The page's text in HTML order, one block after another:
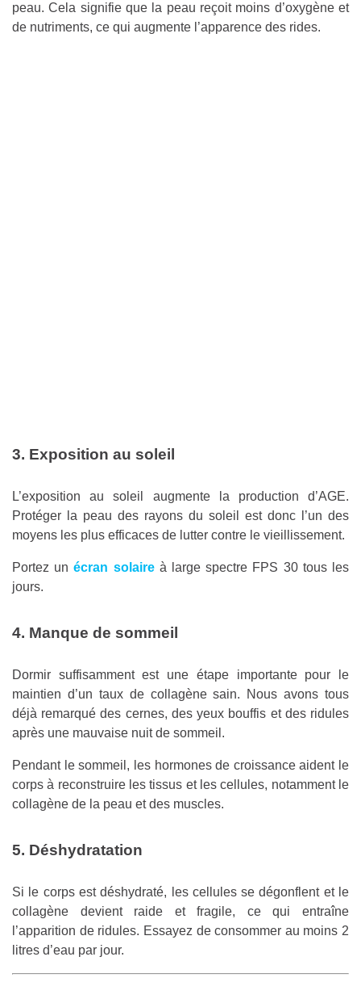
peau. Cela signifie que la peau reçoit moins d’oxygène et
de nutriments, ce qui augmente l’apparence des rides.
3. Exposition au soleil
L’exposition au soleil augmente la production d’AGE.
Protéger la peau des rayons du soleil est donc l’un des
moyens les plus efficaces de lutter contre le vieillissement.
Portez unécran solaireà large spectre FPS 30 tous les
jours.
4. Manque de sommeil
Dormir suffisamment est une étape importante pour le
maintien d’un taux de collagène sain. Nous avons tous
déjà remarqué des cernes, des yeux bouffis et des ridules
après une mauvaise nuit de sommeil.
Pendant le sommeil, les hormones de croissance aident le
corps à reconstruire les tissus et les cellules, notamment le
collagène de la peau et des muscles.
5. Déshydratation
Si le corps est déshydraté, les cellules se dégonflent et le
collagène devient raide et fragile, ce qui entraîne
l’apparition de ridules. Essayez de consommer au moins 2
litres d’eau par jour.